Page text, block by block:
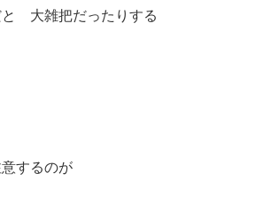
と 大雑把だったりする
するのが